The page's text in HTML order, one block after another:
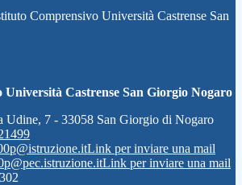
Comprensivo Università Castrense San
Castrense San Giorgio Nogaro
Udine, 7 - 33058 San Giorgio di Nogaro
Link per inviare una mail
Link per inviare una mail